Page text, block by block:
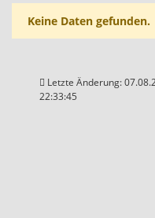
Keine Daten gefunden.
Letzte Änderung:
22:33:45